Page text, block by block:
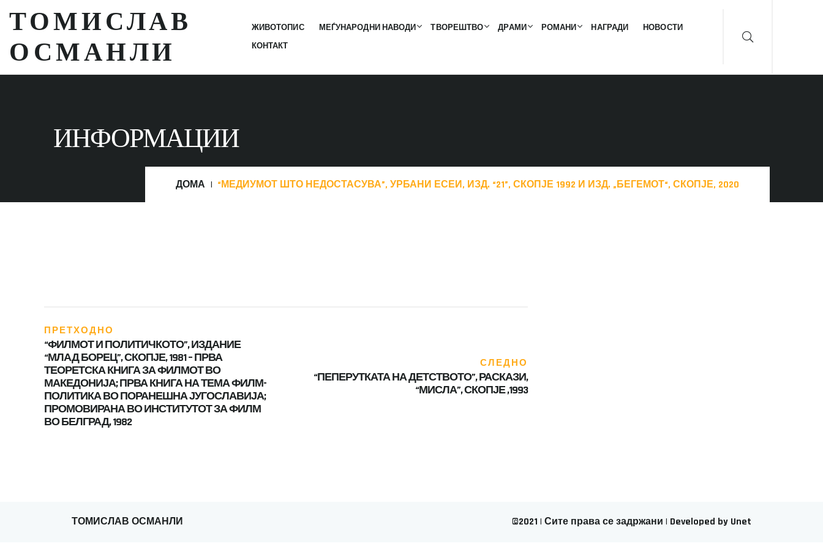
ТОМИСЛАВ
ОСМАНЛИ
ЖИВОТОПИС МЕЃУНАРОДНИ НАВОДИ ТВОРЕШТВО ДРАМИ РОМАНИ НАГРАДИ
НОВОСТИ
КОНТАКТ
ИНФОРМАЦИИ
ДОМА “МЕДИУМОТ ШТО НЕДОСТАСУВА”, УРБАНИ ЕСЕИ, ИЗД. “21”, СКОПЈЕ 1992 И ИЗД. „БЕГЕМОТ“, СКОПЈЕ, 2020
ПРЕТХОДНО
“ФИЛМОТ И ПОЛИТИЧКОТО”, ИЗДАНИЕ
“МЛАД БОРЕЦ”, СКОПЈЕ, 1981 – ПРВА
ТЕОРЕТСКА КНИГА ЗА ФИЛМОТ ВО
МАКЕДОНИЈА; ПРВА КНИГА НА ТЕМА ФИЛМ-
ПОЛИТИКА ВО ПОРАНЕШНА ЈУГОСЛАВИЈА;
ПРОМОВИРАНА ВО ИНСТИТУТОТ ЗА ФИЛМ
ВО БЕЛГРАД, 1982
СЛЕДНО
“ПЕПЕРУТКАТА НА ДЕТСТВОТО”, РАСКАЗИ,
“МИСЛА”, СКОПЈЕ ,1993
ТОМИСЛАВ ОСМАНЛИ ©2021 | Сите права се задржани | Developed by Unet